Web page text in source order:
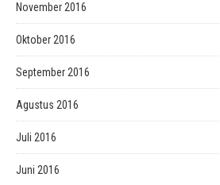
November 2016
Oktober 2016
September 2016
Agustus 2016
Juli 2016
Juni 2016